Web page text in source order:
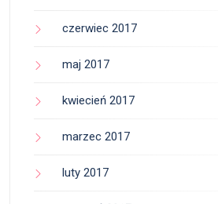
czerwiec 2017
maj 2017
kwiecień 2017
marzec 2017
luty 2017